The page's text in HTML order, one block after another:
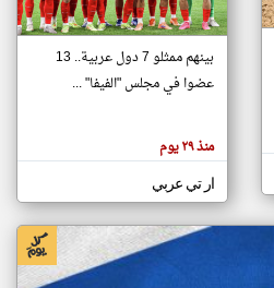
تغيير الدولة
اخبار جزر القمر على مدار الساعة
أهم اخبار جزر القمر العاجلة والمباشرة
بينهم ممثلو 7 دول عربية.. 13
عضوا في مجلس "الفيفا" ...
منذ ٢٩ يوم
ار تي عربي
klyoum.com